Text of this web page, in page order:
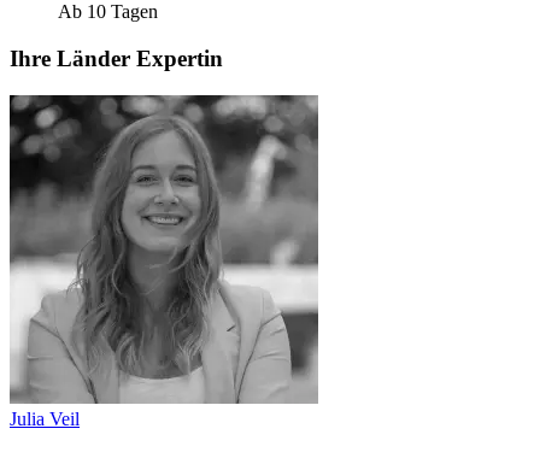
Ab 10 Tagen
Ihre Länder Expertin
Julia Veil